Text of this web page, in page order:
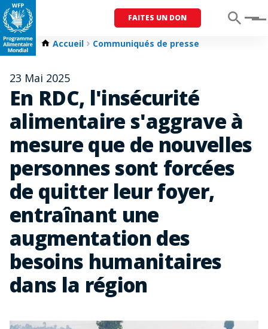
FAITES UN DON Menu
Accueil Communiqués de presse
23 Mai 2025
En RDC, l'insécurité
alimentaire s'aggrave à
mesure que de nouvelles
personnes sont forcées
de quitter leur foyer,
entraînant une
augmentation des
besoins humanitaires
dans la région